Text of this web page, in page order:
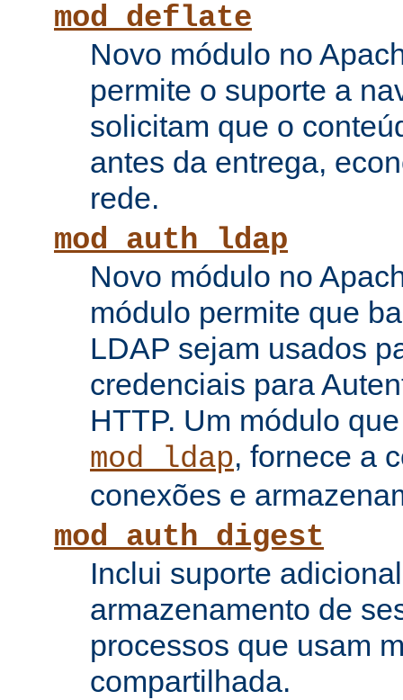
mod_deflate
Novo módulo no
permite o suporte a
solicitam que o
antes da entrega,
rede.
mod_auth_ldap
Novo módulo no
módulo permite que
LDAP sejam usados
credenciais para
HTTP. Um módulo
mod_ldap, fornece a
conexões e
mod_auth_digest
Inclui suporte
armazenamento de
processos que usam
compartilhada.